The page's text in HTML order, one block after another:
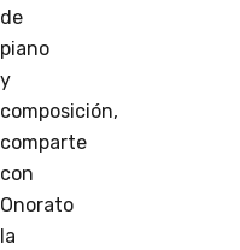
de
piano
y
composición,
comparte
con
Onorato
la